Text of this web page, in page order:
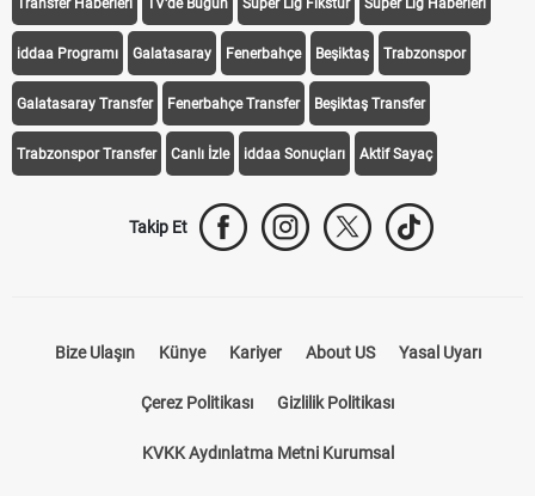
Transfer Haberleri TV'de Bugün Süper Lig Fikstür Süper Lig Haberleri
iddaa Programı Galatasaray Fenerbahçe Beşiktaş Trabzonspor
Galatasaray Transfer Fenerbahçe Transfer Beşiktaş Transfer
Trabzonspor Transfer Canlı İzle iddaa Sonuçları Aktif Sayaç